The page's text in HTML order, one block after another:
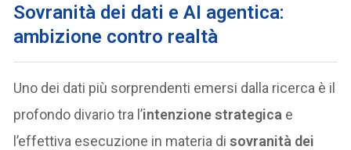
Sovranità dei dati e AI agentica:
ambizione contro realtà
Uno dei dati più sorprendenti emersi dalla ricerca è il
profondo divario tra l’intenzione strategica e
l’effettiva esecuzione in materia disovranità dei